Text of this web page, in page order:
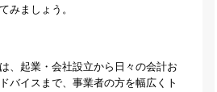
みましょう。
、起業・会社設立から日々の会計お
バイスまで、事業者の方を幅広くト